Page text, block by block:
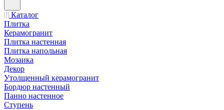
Каталог
Плитка
Керамогранит
Плитка настенная
Плитка напольная
Мозаика
Декор
Утолщенный керамогранит
Бордюр настенный
Панно настенное
Ступень